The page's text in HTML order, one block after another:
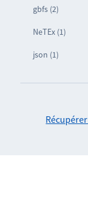
gbfs (2)
NeTEx (1)
json (1)